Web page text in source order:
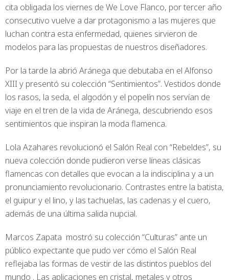
cita obligada los viernes de We Love Flanco, por tercer año
consecutivo vuelve a dar protagonismo a las mujeres que
luchan contra esta enfermedad, quienes sirvieron de
modelos para las propuestas de nuestros diseñadores.
Por la tarde la abrió Aránega que debutaba en el Alfonso
XIII y presentó su colección “Sentimientos”. Vestidos donde
los rasos, la seda, el algodón y el popelín nos servían de
viaje en el tren de la vida de Aránega, descubriendo esos
sentimientos que inspiran la moda flamenca.
Lola Azahares revolucionó el Salón Real con “Rebeldes”, su
nueva colección donde pudieron verse líneas clásicas
flamencas con detalles que evocan a la indisciplina y a un
pronunciamiento revolucionario. Contrastes entre la batista,
el guipur y el lino, y las tachuelas, las cadenas y el cuero,
además de una última salida nupcial.
Marcos Zapata mostró su colección “Culturas” ante un
público expectante que pudo ver cómo el Salón Real
reflejaba las formas de vestir de las distintos pueblos del
mundo . Las aplicaciones en cristal, metales y otros